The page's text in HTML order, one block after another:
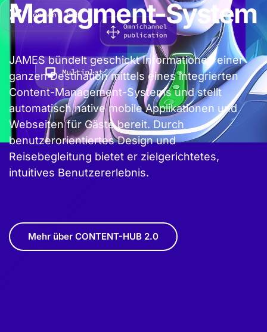
Managment-System
JAMES bündelt geschickt Informationen einer
ganzen Destination mittels eines integrierten
Content-Management-Systems und stellt
automatisch native mobile Applikationen und
Webseiten für Gäste bereit. Durch
benutzerorientiertes Design und
Reisebegleitung bietet er zielgerichtetes,
intuitives Benutzererlebnis.
Mehr über CONTENT-HUB 2.0